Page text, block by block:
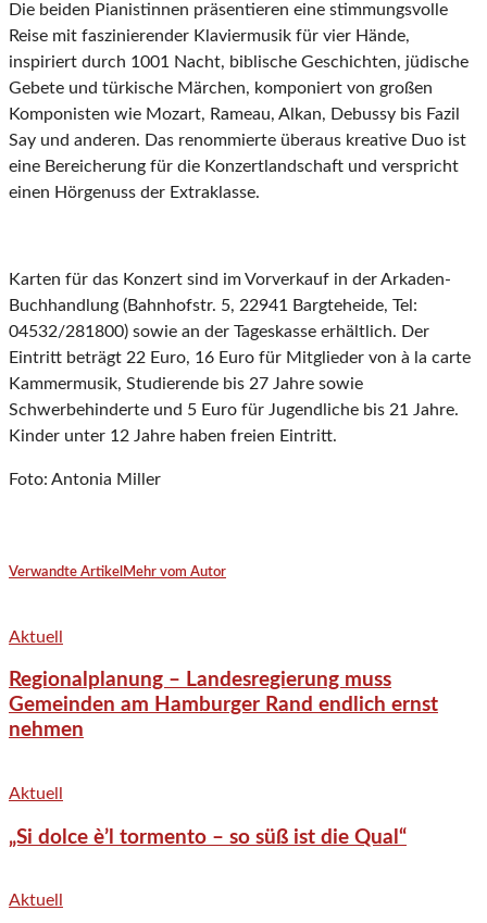
Die beiden Pianistinnen präsentieren eine stimmungsvolle
Reise mit faszinierender Klaviermusik für vier Hände,
inspiriert durch 1001 Nacht, biblische Geschichten, jüdische
Gebete und türkische Märchen, komponiert von großen
Komponisten wie Mozart, Rameau, Alkan, Debussy bis Fazil
Say und anderen. Das renommierte überaus kreative Duo ist
eine Bereicherung für die Konzertlandschaft und verspricht
einen Hörgenuss der Extraklasse.
Karten für das Konzert sind im Vorverkauf in der Arkaden-
Buchhandlung (Bahnhofstr. 5, 22941 Bargteheide, Tel:
04532/281800) sowie an der Tageskasse erhältlich. Der
Eintritt beträgt 22 Euro, 16 Euro für Mitglieder von à la carte
Kammermusik, Studierende bis 27 Jahre sowie
Schwerbehinderte und 5 Euro für Jugendliche bis 21 Jahre.
Kinder unter 12 Jahre haben freien Eintritt.
Foto: Antonia Miller
Verwandte Artikel Mehr vom Autor
Aktuell
Regionalplanung – Landesregierung muss
Gemeinden am Hamburger Rand endlich ernst
nehmen
Aktuell
„Si dolce è’l tormento – so süß ist die Qual“
Aktuell